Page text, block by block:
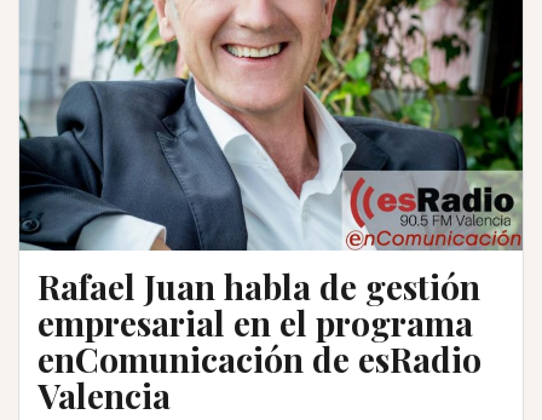
Rafael Juan habla de gestión
empresarial en el programa
enComunicación de esRadio
Valencia